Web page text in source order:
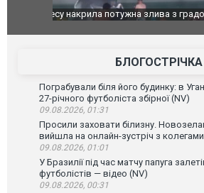
Вже вивели на тести: Ferrari
БЛОГОСТРІЧКА
Пограбували біля його будинку: в
27-річного футболіста збірної (NV)
09.08.2026, 01:31
Просили заховати білизну.
вийшла на онлайн-зустріч з
09.08.2026, 01:01
У Бразилії під час матчу папуга
футболістів — відео (NV)
09.08.2026, 00:31